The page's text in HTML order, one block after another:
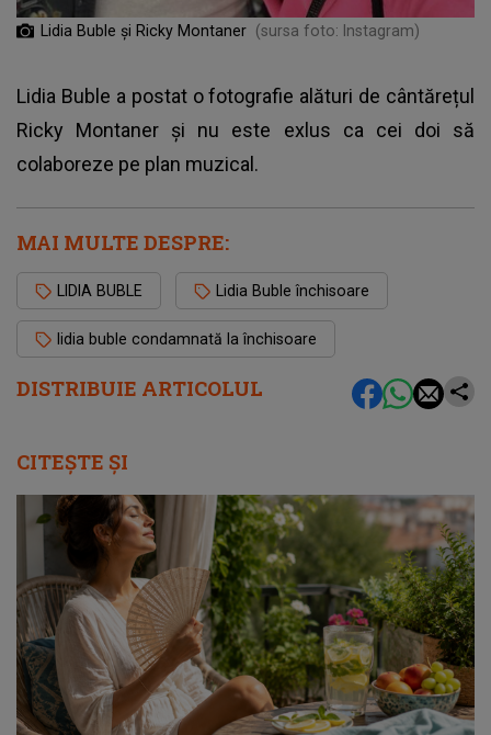
DISTRIBUIE ARTICOLUL
Lidia Buble și Ricky Montaner (sursa foto: Instagram)
Lidia Buble a postat o fotografie alături de cântărețul
Ricky Montaner și nu este exlus ca cei doi să
colaboreze pe plan muzical.
MAI MULTE DESPRE:
LIDIA BUBLE Lidia Buble închisoare
lidia buble condamnată la închisoare
CITEȘTE ȘI